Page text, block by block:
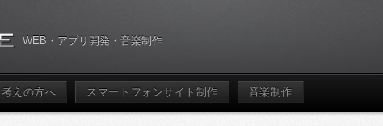
WEB・アプリ開発・音楽制作
えの方へ スマートフォンサイト制作 音楽制作